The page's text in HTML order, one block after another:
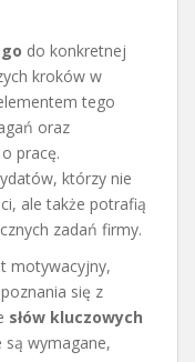
do konkretnej
kroków w
tego
oraz
pracę.
którzy nie
ale także potrafią
zadań firmy.
motywacyjny,
się z
słów kluczowych
wymagane,